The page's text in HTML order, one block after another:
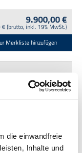
die einwandfreie
Inhalte und
9.900,00 €
(brutto, inkl. 19% MwSt.)
Merkliste hinzufügen